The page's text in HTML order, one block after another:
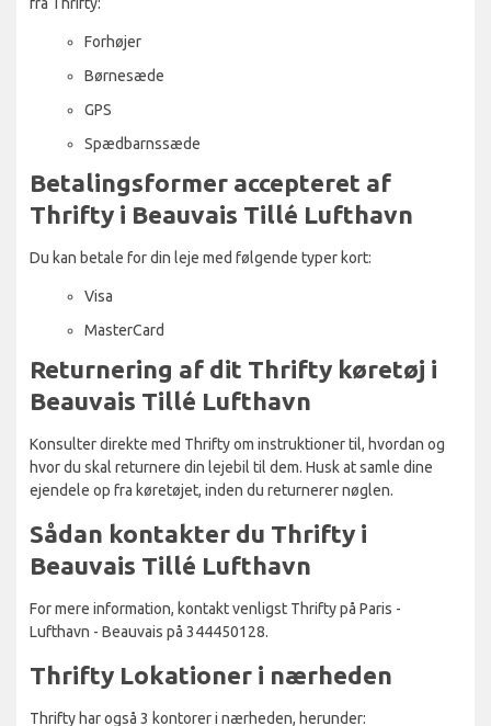
Forhøjer
Børnesæde
GPS
Spædbarnssæde
Betalingsformer accepteret af
Thrifty i Beauvais Tillé Lufthavn
Du kan betale for din leje med følgende typer kort:
Visa
MasterCard
Returnering af dit Thrifty køretøj i
Beauvais Tillé Lufthavn
Konsulter direkte med Thrifty om instruktioner til, hvordan og
hvor du skal returnere din lejebil til dem. Husk at samle dine
ejendele op fra køretøjet, inden du returnerer nøglen.
Sådan kontakter du Thrifty i
Beauvais Tillé Lufthavn
For mere information, kontakt venligst Thrifty på Paris -
Lufthavn - Beauvais på 344450128.
Thrifty Lokationer i nærheden
Thrifty har også 3 kontorer i nærheden, herunder: